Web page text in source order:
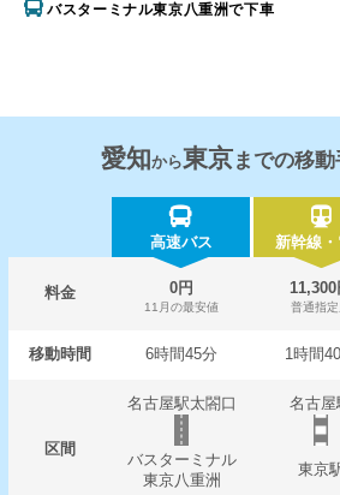
バスターミナル東京八重洲で下車
愛知から東京までの移
高速バス 新幹線
料金 0円
11月の最安値
11,300
普通指
移動時間 6時間45分 1時間
区間
名古屋駅太閤口
名古屋
バスターミナル
東京八重洲
東京